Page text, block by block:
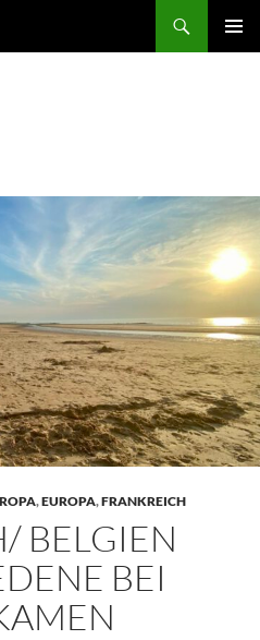
,EUROPA,FRANKREICH
BELGIEN
BEI